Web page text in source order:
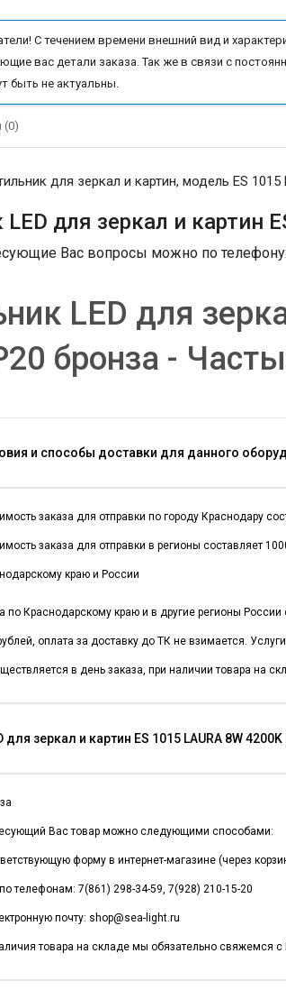
С течением времени внешний вид и
вас детали заказа. Так же в связи с
быть не актуальны.
(0)
для зеркал и картин, модель ES 1015
для зеркал и картин
Вас вопросы можно по телефону:
LED для
бронза -
и способы доставки для данного
заказа для отправки по городу Краснодару
заказа для отправки в регионы составляет
краю и России
по Краснодарскому краю и в другие регионы
оплата за доставку до ТК не взимается.
в день заказа, при наличии товара на
для зеркал и картин ES 1015 LAURA 8W
Вас товар можно следующими способами:
форму в интернет-магазине (через
телефонам: 7(861) 298-34-59, 7(928) 210-15-20
почту: shop@sea-light.ru
товара на складе мы обязательно свяжемся